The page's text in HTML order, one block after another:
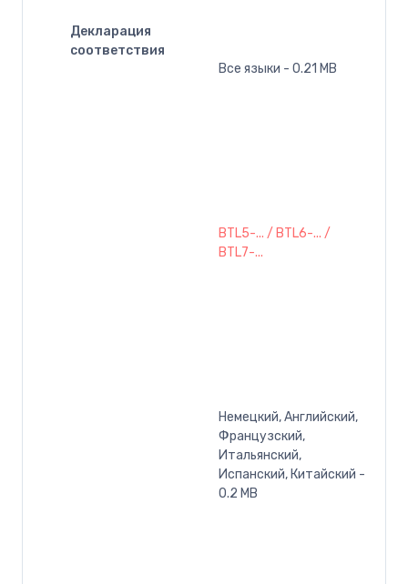
Декларация
соответствия
Все языки - 0.21 MB
BTL5-... / BTL6-... /
BTL7-...
Немецкий, Английский,
Французский,
Итальянский,
Испанский, Китайский -
0.2 MB